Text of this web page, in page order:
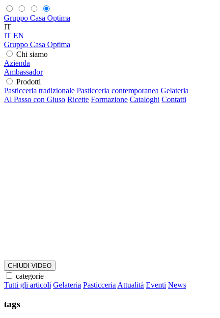
Gruppo Casa Optima
IT
IT EN
Gruppo Casa Optima
Chi siamo
Azienda
Ambassador
Prodotti
Pasticceria tradizionale Pasticceria contemporanea Gelateria
Al Passo con Giuso Ricette Formazione Cataloghi Contatti
CHIUDI VIDEO
categorie
Tutti gli articoli Gelateria Pasticceria Attualità Eventi News
tags